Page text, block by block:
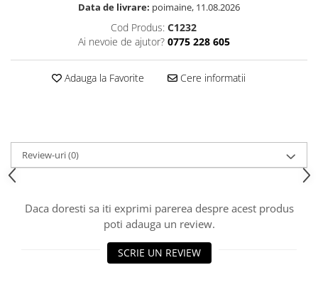
Data de livrare: poimaine, 11.08.2026
Cod Produs: C1232
Ai nevoie de ajutor? 0775 228 605
Adauga la Favorite Cere informatii
Review-uri(0)
Daca doresti sa iti exprimi parerea despre acest produs
poti adauga un review.
SCRIE UN REVIEW